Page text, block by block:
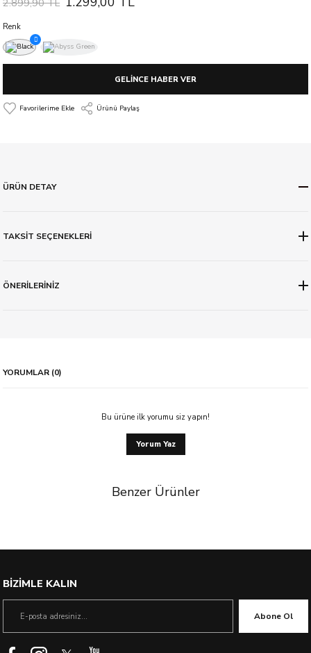
2.899,90 TL
Renk
GELİNCE HABER VER
Ürünü Paylaş
ÜRÜN DETAY
TAKSİT SEÇENEKLERİ
ÖNERİLERİNİZ
YORUMLAR (0)
Bu ürüne ilk yorumu siz yapın!
Yorum Yaz
Benzer Ürünler
BİZİMLE KALIN
Abone Ol